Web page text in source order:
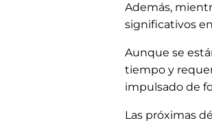
Además,
significativos
Aunque se
tiempo y
impulsado de
Las próximas